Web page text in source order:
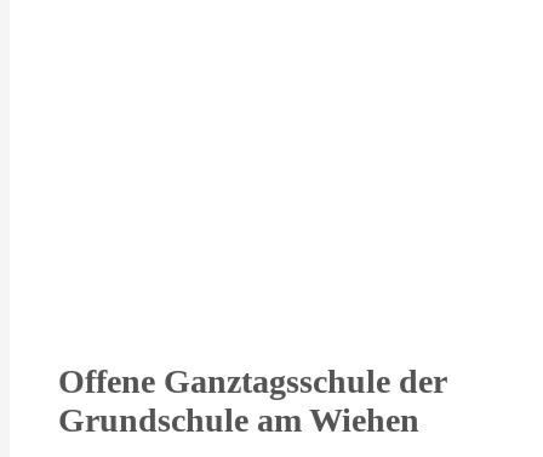
Offene Ganztagsschule der
Grundschule am Wiehen